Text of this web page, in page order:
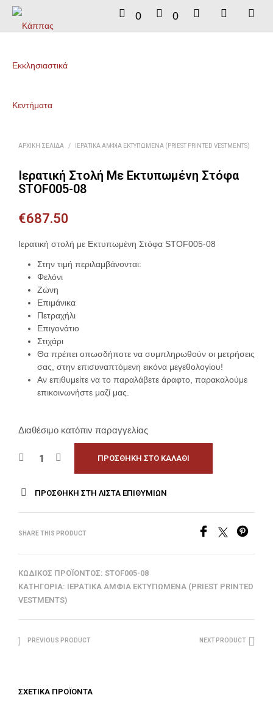
0 0
ΑΡΧΙΚΉ ΣΕΛΊΔΑ / ΙΕΡΑΤΙΚΆ ΆΜΦΙΑ ΕΚΤΥΠΩΜΈΝΑ (PRIEST PRINTED VESTMENTS)
Ιερατική Στολή Με Εκτυπωμένη Στόφα
STOF005-08
€687.50
Ιερατική στολή με Εκτυπωμένη Στόφα STOF005-08
Στην τιμή περιλαμβάνονται:
Φελόνι
Ζώνη
Επιμάνικα
Πετραχήλι
Επιγονάτιο
Στιχάρι
Θα πρέπει οπωσδήποτε να συμπληρωθούν οι μετρήσεις
σας, στην επισυναπτόμενη εικόνα μεγεθολογίου!
Αν επιθυμείτε να το παραλάβετε άραφτο, παρακαλούμε
επικοινωνήστε μαζί μας.
Διαθέσιμο κατόπιν παραγγελίας
ΠΡΟΣΘΉΚΗ ΣΤΟ ΚΑΛΆΘΙ
ΠΡΟΣΘΉΚΗ ΣΤΗ ΛΊΣΤΑ ΕΠΙΘΥΜΙΏΝ
SHARE THIS PRODUCT
ΚΩΔΙΚΌΣ ΠΡΟΪΌΝΤΟΣ: STOF005-08
ΚΑΤΗΓΟΡΊΑ: ΙΕΡΑΤΙΚΆ ΆΜΦΙΑ ΕΚΤΥΠΩΜΈΝΑ (PRIEST PRINTED
VESTMENTS)
PREVIOUS PRODUCT NEXT PRODUCT
ΣΧΕΤΙΚΆ ΠΡΟΪΌΝΤΑ